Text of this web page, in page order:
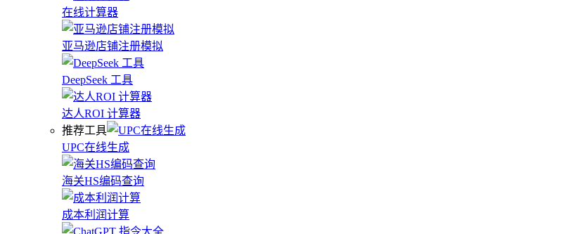
在线计算器
亚马逊店铺注册模拟
DeepSeek 工具
达人ROI 计算器
推荐工具
UPC在线生成
海关HS编码查询
成本利润计算